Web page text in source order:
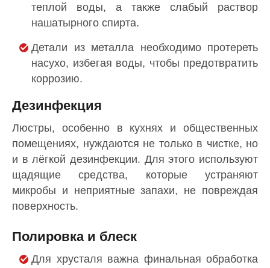
теплой воды, а также слабый раствор
нашатырного спирта.
Детали из металла необходимо протереть
насухо, избегая воды, чтобы предотвратить
коррозию.
Дезинфекция
Люстры, особенно в кухнях и общественных
помещениях, нуждаются не только в чистке, но
и в лёгкой дезинфекции. Для этого используют
щадящие средства, которые устраняют
микробы и неприятные запахи, не повреждая
поверхность.
Полировка и блеск
Для хрусталя важна финальная обработка